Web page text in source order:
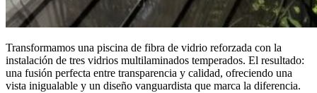
Transformamos una piscina de fibra de vidrio reforzada con la
instalación de tres vidrios multilaminados temperados. El resultado:
una fusión perfecta entre transparencia y calidad, ofreciendo una
vista inigualable y un diseño vanguardista que marca la diferencia.